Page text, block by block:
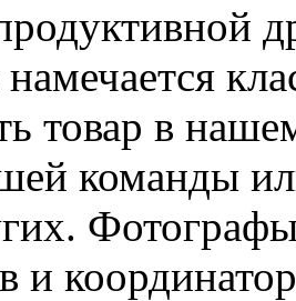
товар в
команды
и